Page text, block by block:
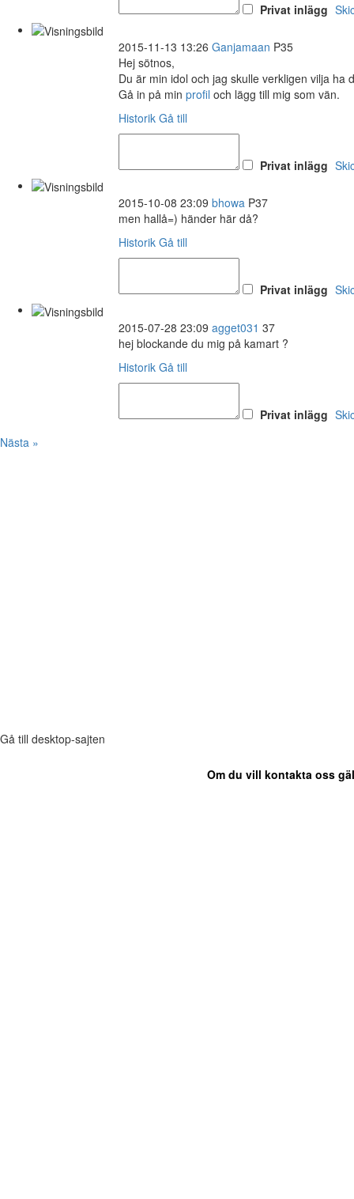
Privat inlägg
2015-11-13 13:26 Ganjamaan P35
Hej sötnos,
Du är min idol och jag skulle verkligen vilja ha
Gå in på min profil och lägg till mig som vän.
Historik Gå till
Privat inlägg
2015-10-08 23:09 bhowa P37
men hallå=) händer här då?
Historik Gå till
Privat inlägg
2015-07-28 23:09 agget031 37
hej blockande du mig på kamart ?
Historik Gå till
Privat inlägg
Nästa »
Gå till desktop-sajten
Om du vill kontakta oss